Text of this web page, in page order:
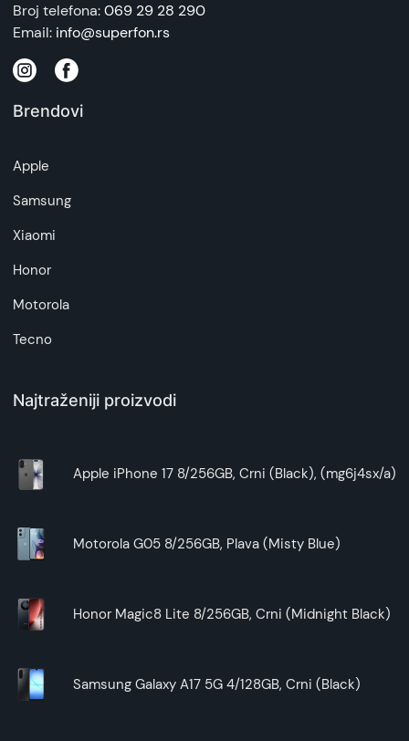
Broj telefona:069 29 28 290
Email: info@superfon.rs
Brendovi
Apple
Samsung
Xiaomi
Honor
Motorola
Tecno
Najtraženiji proizvodi
Apple iPhone 17 8/256GB, Crni (Black), (mg6j4sx/a)
Motorola G05 8/256GB, Plava (Misty Blue)
Honor Magic8 Lite 8/256GB, Crni (Midnight Black)
Samsung Galaxy A17 5G 4/128GB, Crni (Black)